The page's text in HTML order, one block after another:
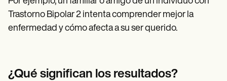
Trastorno Bipolar 2 intenta comprender mejor la
enfermedad y cómo afecta a su ser querido.
¿Qué significan los resultados?